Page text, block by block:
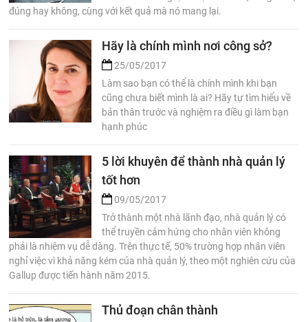
đúng hay không, cùng với kết quả mà nó mang lại.
Hãy là chính mình nơi công sở?
25/05/2017
Làm sao bạn có thể là chính mình khi bạn
cũng chưa biết mình là ai? Hãy tự tìm hiểu về
bản thân trước và nghiệm ra điều gì làm bạn
hạnh phúc
5 lời khuyên để thành nhà quản lý
tốt hơn
09/05/2017
Trở thành một nhà lãnh đạo, nhà quản lý có
thể truyền cảm hứng cho nhân viên không
phải là nhiệm vụ dễ dàng. Trên thực tế, 50% trường hợp nhân viên
nghỉ việc vì khả năng kém của nhà quản lý, theo một nghiên cứu của
Gallup được tiến hành năm 2015.
Thủ đoạn chân thành